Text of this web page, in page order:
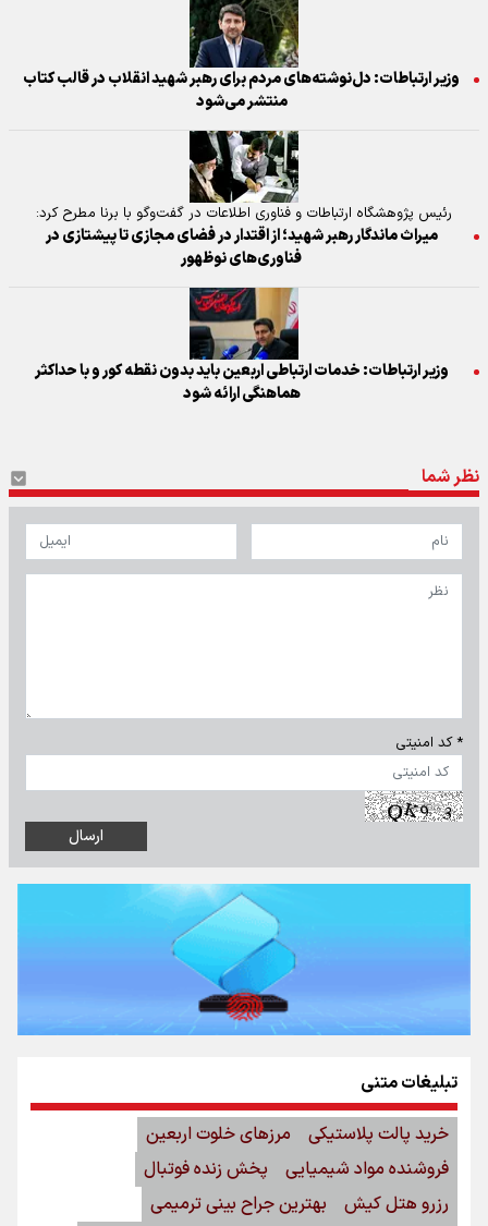
وزیر ارتباطات: دل‌نوشته‌های مردم برای رهبر شهید انقلاب در قالب کتاب
منتشر می‌شود
رئیس پژوهشگاه ارتباطات و فناوری اطلاعات در گفت‌و‌گو با برنا مطرح کرد:
میراث ماندگار رهبر شهید؛ از اقتدار در فضای مجازی تا پیشتازی در
فناوری‌های نوظهور
وزیر ارتباطات: خدمات ارتباطی اربعین باید بدون نقطه کور و با حداکثر
هماهنگی ارائه شود
نظر شما
* کد امنیتی
تبلیغات متنی
خرید پالت پلاستیکی
مرزهای خلوت اربعین
فروشنده مواد شیمیایی
پخش زنده فوتبال
رزرو هتل کیش
بهترین جراح بینی ترمیمی